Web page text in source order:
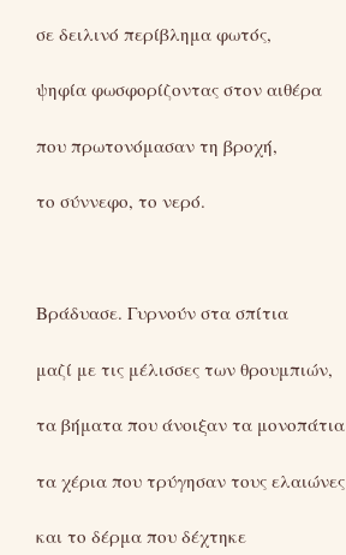
σε δειλινό περίβλημα φωτός,
ψηφία φωσφορίζοντας στον αιθέρα
που πρωτονόμασαν τη βροχή,
το σύννεφο, το νερό.
Βράδυασε. Γυρνούν στα σπίτια
μαζί με τις μέλισσες των θρουμπιών,
τα βήματα που άνοιξαν τα μονοπάτια
τα χέρια που τρύγησαν τους ελαιώνες
και το δέρμα που δέχτηκε